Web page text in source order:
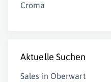
Croma
Aktuelle Suchen
Sales in Oberwart